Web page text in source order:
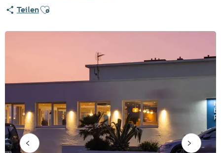
TeilenAjouter aux favoris